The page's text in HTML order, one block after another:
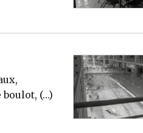
boulot, (…)